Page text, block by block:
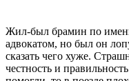
Жил-был брамин по
адвокатом, но был он
сказать чего хуже.
честность и